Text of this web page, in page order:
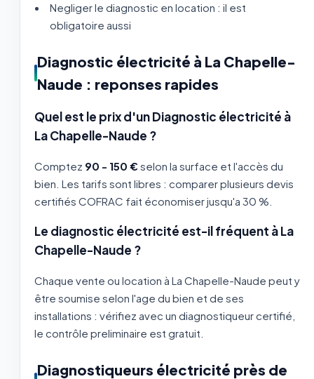
Negliger le diagnostic en location : il est
obligatoire aussi
Diagnostic électricité à La Chapelle-
Naude : reponses rapides
Quel est le prix d'un Diagnostic électricité à
La Chapelle-Naude ?
Comptez 90 - 150 €selon la surface et l'accès du
bien. Les tarifs sont libres : comparer plusieurs devis
certifiés COFRAC fait économiser jusqu'a 30 %.
Le diagnostic électricité est-il fréquent à La
Chapelle-Naude ?
Chaque vente ou location à La Chapelle-Naude peut y
être soumise selon l'age du bien et de ses
installations : vérifiez avec un diagnostiqueur certifié,
le contrôle preliminaire est gratuit.
Diagnostiqueurs électricité près de